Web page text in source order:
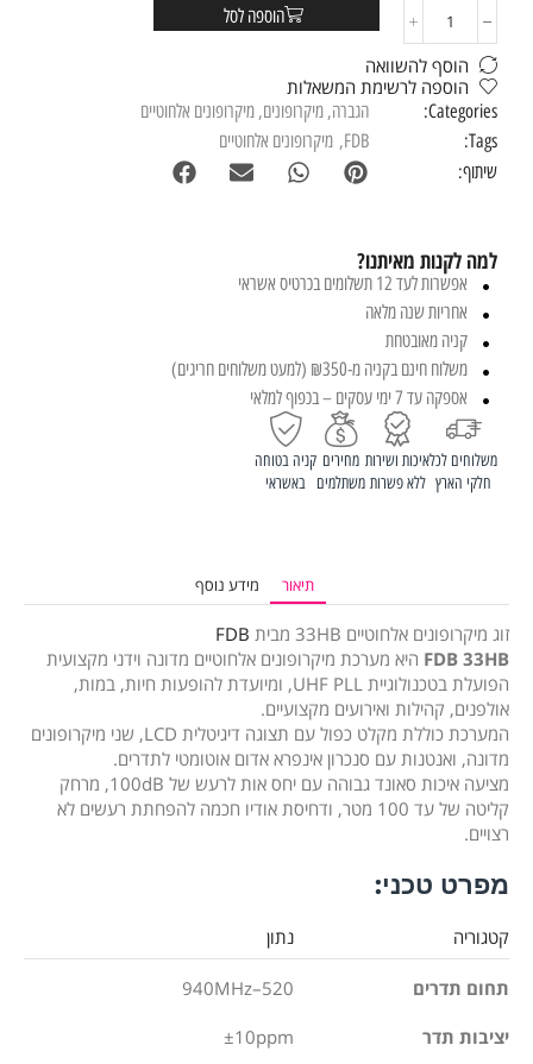
הוספה לסל
הוסף להשוואה
הוספה לרשימת המשאלות
Categories: הגברה, מיקרופונים, מיקרופונים אלחוטיים
Tags:
FDB
, מיקרופונים אלחוטיים
שיתוף:
למה לקנות מאיתנו?
אפשרות לעד 12 תשלומים בכרטיס אשראי
אחריות שנה מלאה
קניה מאובטחת
משלוח חינם בקניה מ-₪350 (למעט משלוחים חריגים)
אספקה עד 7 ימי עסקים – בכפוף למלאי
משלוחים לכל
חלקי הארץ
איכות ושירות
ללא פשרות
מחירים
משתלמים
קניה בטוחה
באשראי
תיאור מידע נוסף
זוג מיקרופונים אלחוטיים 33HB מבית
FDB
FDB 33HB היא מערכת מיקרופונים אלחוטיים מדונה וידני מקצועית
הפועלת בטכנולוגיית UHF PLL, ומיועדת להופעות חיות, במות,
אולפנים, קהילות ואירועים מקצועיים.
המערכת כוללת מקלט כפול עם תצוגה דיגיטלית LCD, שני מיקרופונים
מדונה, ואנטנות עם סנכרון אינפרא אדום אוטומטי לתדרים.
מציעה איכות סאונד גבוהה עם יחס אות לרעש של 100dB, מרחק
קליטה של עד 100 מטר, ודחיסת אודיו חכמה להפחתת רעשים לא
רצויים.
מפרט טכני:
קטגוריה נתון
תחום תדרים 520–940MHz
יציבות תדר ±10ppm